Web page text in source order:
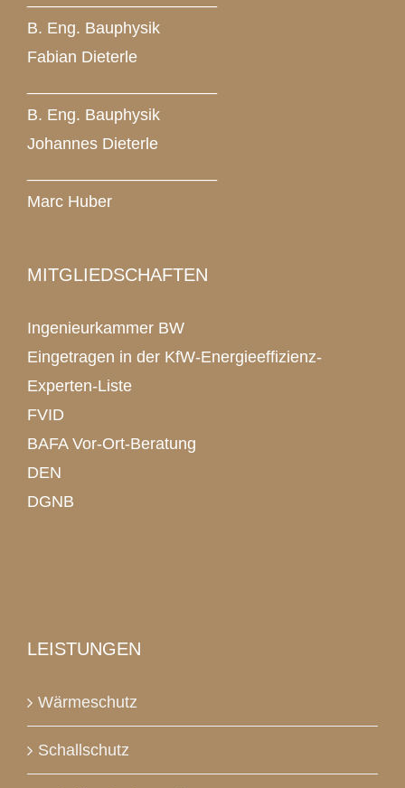
B. Eng. Bauphysik
Fabian Dieterle
B. Eng. Bauphysik
Johannes Dieterle
Marc Huber
MITGLIEDSCHAFTEN
Ingenieurkammer BW
Eingetragen in der KfW-Energieeffizienz-
Experten-Liste
FVID
BAFA Vor-Ort-Beratung
DEN
DGNB
LEISTUNGEN
Wärmeschutz
Schallschutz